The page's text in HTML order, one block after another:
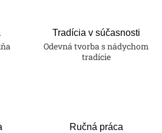
Tradícia v súčasnosti
Odevná tvorba s nádychom
tradície
Ručná práca